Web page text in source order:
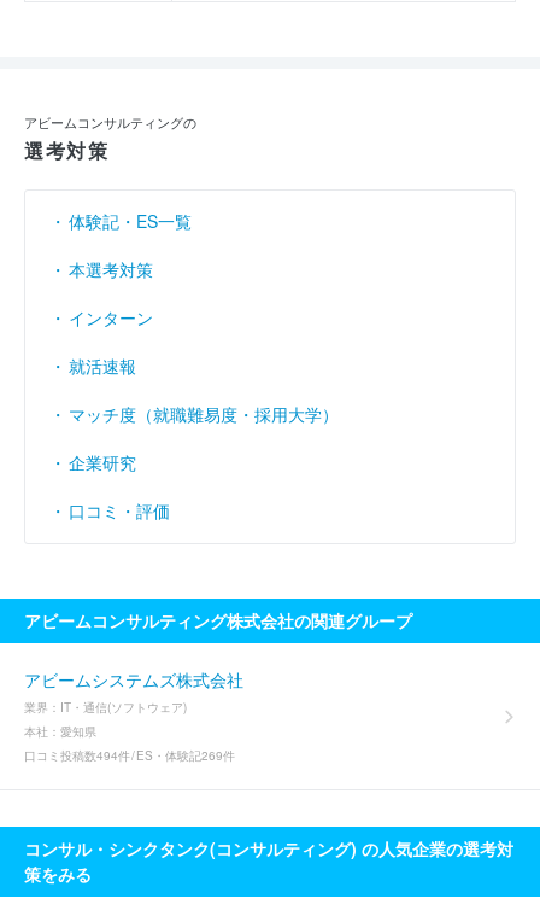
アビームコンサルティングの
選考対策
体験記・ES一覧
本選考対策
インターン
就活速報
マッチ度（就職難易度・採用大学）
企業研究
口コミ・評価
アビームコンサルティング株式会社の関連グループ
アビームシステムズ株式会社
業界： IT・通信(ソフトウェア)
本社： 愛知県
口コミ投稿数494件 ES・体験記269件
コンサル・シンクタンク(コンサルティング) の人気企業の選考対
策をみる